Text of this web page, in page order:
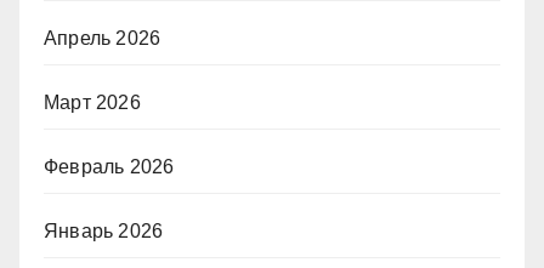
Апрель 2026
Март 2026
Февраль 2026
Январь 2026